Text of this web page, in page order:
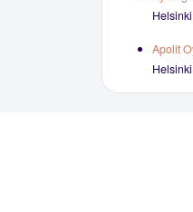
Helsinki
Apolit
Helsinki